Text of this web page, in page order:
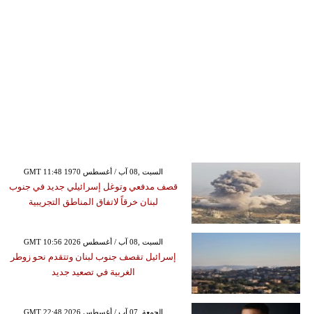
GMT 11:48 1970 السبت ,08 آب / أغسطس
قصف مدفعي وتوغل إسرائيلي جديد في جنوب
لبنان خرقاً لاتفاق المناطق التجريبية
GMT 10:56 2026 السبت ,08 آب / أغسطس
إسرائيل تقصف جنوب لبنان وتتقدم نحو زوطر
الغربية في تصعيد جديد
GMT 22:48 2026 الجمعة ,07 آب / أغسطس